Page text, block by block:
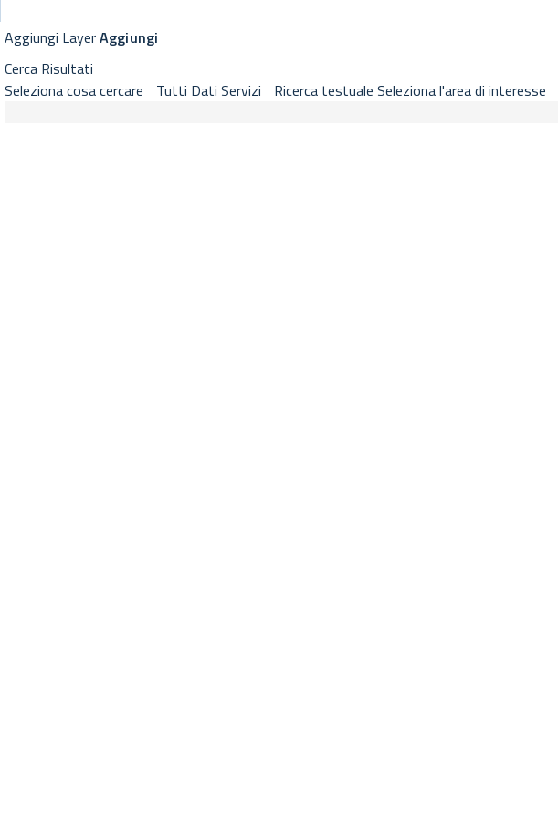
GeoViewer RNDT
Visualizzatore cartografico RNDT con strumenti di selezione layer, ricerca metadati,
Aggiungi LayerAggiungi
Cerca Risultati
Seleziona cosa cercare
Tutti Dati Servizi Ricerca testuale Seleziona l'area di interesse